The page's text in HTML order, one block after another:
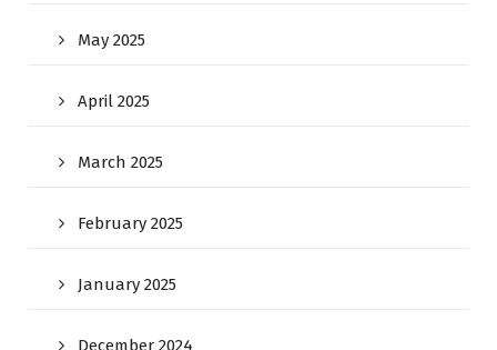
May 2025
April 2025
March 2025
February 2025
January 2025
December 2024